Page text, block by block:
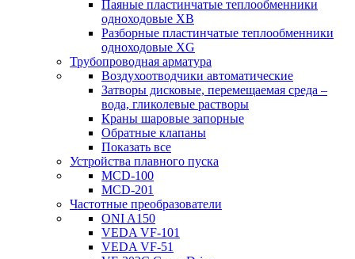
Паяные пластинчатые теплообменники
одноходовые ХВ
Разборные пластинчатые теплообменники
одноходовые ХG
Трубопроводная арматура
Воздухоотводчики автоматические
Затворы дисковые, перемещаемая среда –
вода, гликолевые растворы
Краны шаровые запорные
Обратные клапаны
Показать все
Устройства плавного пуска
MCD-100
MCD-201
Частотные преобразователи
ONI A150
VEDA VF-101
VEDA VF-51